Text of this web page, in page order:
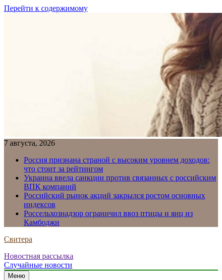
Перейти к содержимому
7 августа, 2026
Россия признана страной с высоким уровнем доходов:
что стоит за рейтингом
Украина ввела санкции против связанных с российским
ВПК компаний
Российский рынок акций закрылся ростом основных
индексов
Россельхознадзор ограничил ввоз птицы и яиц из
Камбоджи
Свитера
Новостная рассылка
Случайные новости
Меню